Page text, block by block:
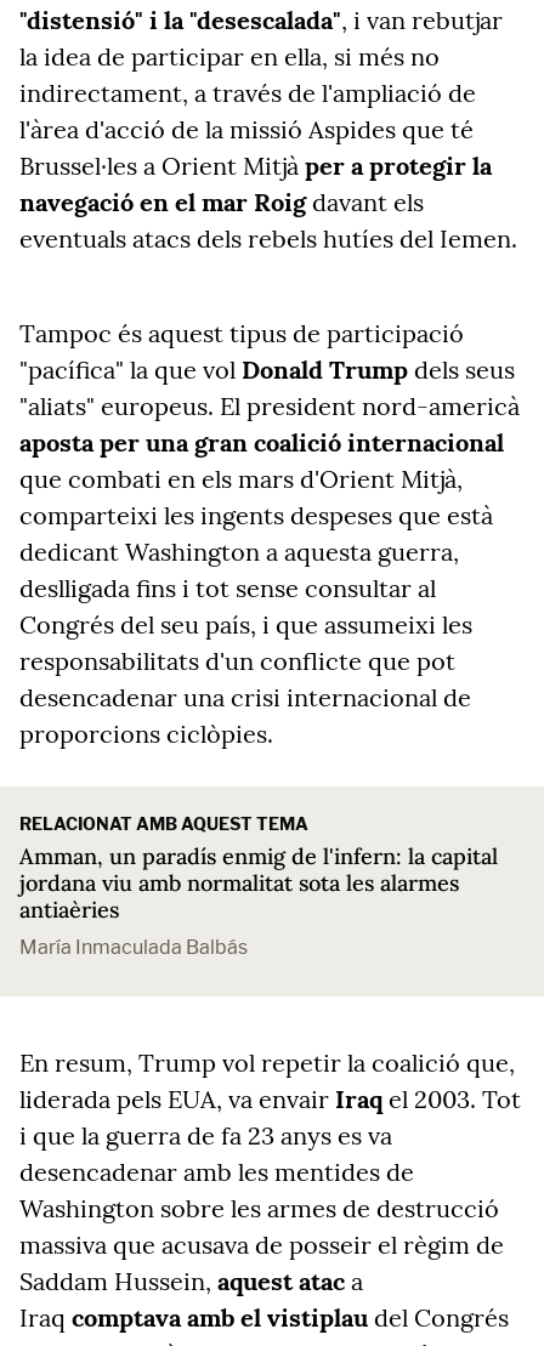
"distensió" i la "desescalada", i van rebutjar
la idea de participar en ella, si més no
indirectament, a través de l'ampliació de
l'àrea d'acció de la missió Aspides que té
Brussel·les a Orient Mitjà per a protegir la
navegació en el mar Roigdavant els
eventuals atacs dels rebels hutíes del Iemen.
Tampoc és aquest tipus de participació
"pacífica" la que vol Donald Trump dels seus
"aliats" europeus. El president nord-americà
aposta per una gran coalició internacional
que combati en els mars d'Orient Mitjà,
comparteixi les ingents despeses que està
dedicant Washington a aquesta guerra,
deslligada fins i tot sense consultar al
Congrés del seu país, i que assumeixi les
responsabilitats d'un conflicte que pot
desencadenar una crisi internacional de
proporcions ciclòpies.
RELACIONAT AMB AQUEST TEMA
Amman, un paradís enmig de l'infern: la capital
jordana viu amb normalitat sota les alarmes
antiaèries
María Inmaculada Balbás
En resum, Trump vol repetir la coalició que,
liderada pels EUA, va envair Iraq el 2003. Tot
i que la guerra de fa 23 anys es va
desencadenar amb les mentides de
Washington sobre les armes de destrucció
massiva que acusava de posseir el règim de
Saddam Hussein, aquest atac a
Iraq comptava amb el vistiplau del Congrés